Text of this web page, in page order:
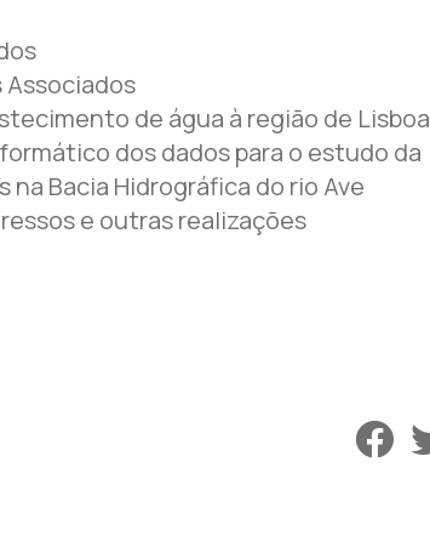
de água à região de Lisboa
dos dados para o estudo da
na Bacia Hidrográfica do rio Ave
e outras realizações